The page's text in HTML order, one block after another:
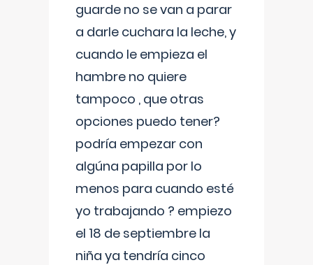
guarde no se van a parar
a darle cuchara la leche, y
cuando le empieza el
hambre no quiere
tampoco , que otras
opciones puedo tener?
podría empezar con
algúna papilla por lo
menos para cuando esté
yo trabajando ? empiezo
el 18 de septiembre la
niña ya tendría cinco